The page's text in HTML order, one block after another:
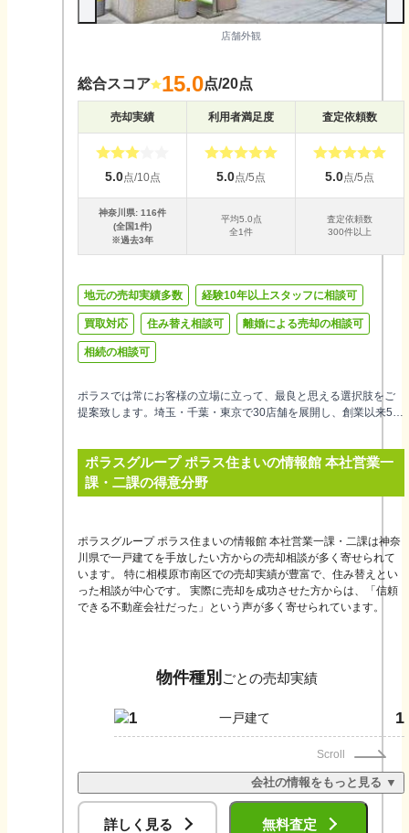
店舗外観
総合スコア 15.0点/20点
売却実績 利用者満足度 査定依頼数
5.0点/10点 5.0点/5点 5.0点/5点
神奈川県: 116件
(全国1件)
※過去3年
平均5.0点
全1件
査定依頼数
300件以上
地元の売却実績多数 経験10年以上スタッフに相談可
買取対応 住み替え相談可 離婚による売却の相談可
相続の相談可
ポラスでは常にお客様の立場に立って、最良と思える選択肢をご
提案致します。埼玉・千葉・東京で30店舗を展開し、創業以来55
尽くしています。お住まいの事なら何でもお気軽にご相談くださ
い。
ポラスグループ ポラス住まいの情報館 本社営業一
課・二課の得意分野
ポラスグループ ポラス住まいの情報館 本社営業一課・二課は神奈
川県で一戸建てを手放したい方からの売却相談が多く寄せられて
います。 特に相模原市南区での売却実績が豊富で、住み替えとい
った相談が中心です。 実際に売却を成功させた方からは、「信頼
できる不動産会社だった」という声が多く寄せられています。
物件種別 ごとの売却実績
1 一戸建て 1
Scroll
会社の情報をもっと見る ▼
詳しく見る 無料査定